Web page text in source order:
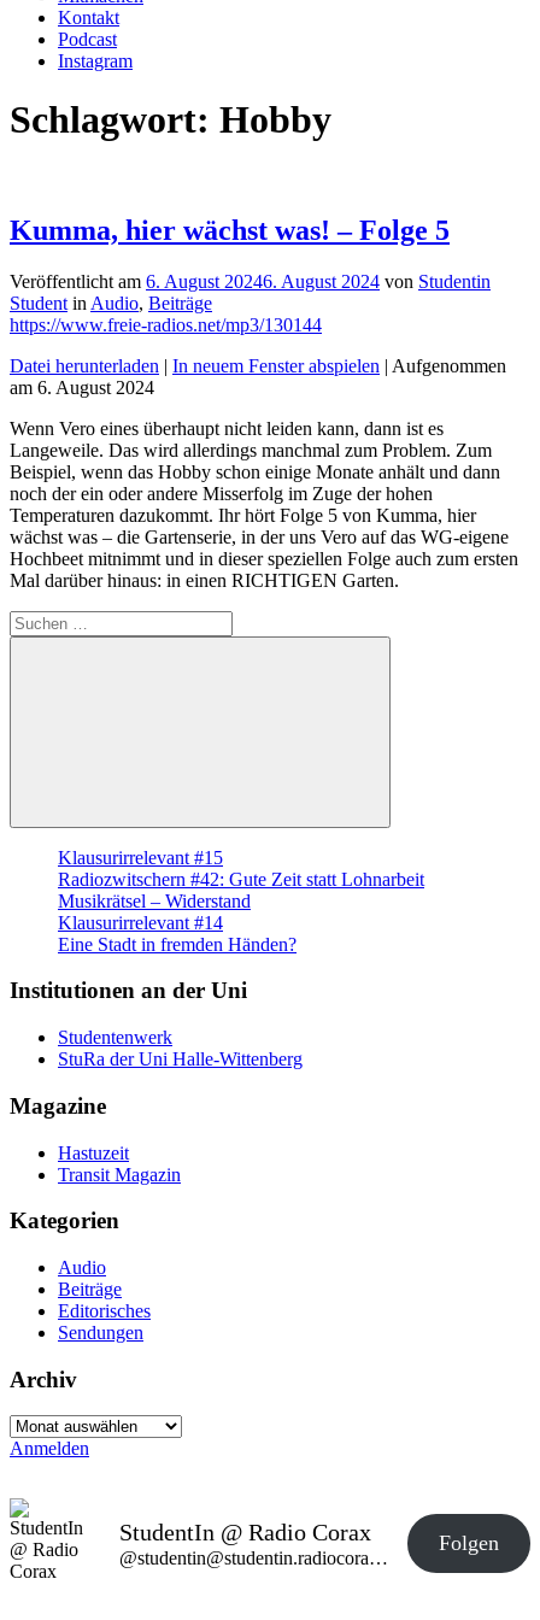
Kontakt
Podcast
Instagram
Schlagwort: Hobby
Kumma, hier wächst was! – Folge 5
Veröffentlicht am 6. August 20246. August 2024 von Studentin
Student in Audio, Beiträge
https://www.freie-radios.net/mp3/130144
Datei herunterladen | In neuem Fenster abspielen | Aufgenommen
am 6. August 2024
Wenn Vero eines überhaupt nicht leiden kann, dann ist es
Langeweile. Das wird allerdings manchmal zum Problem. Zum
Beispiel, wenn das Hobby schon einige Monate anhält und dann
noch der ein oder andere Misserfolg im Zuge der hohen
Temperaturen dazukommt. Ihr hört Folge 5 von Kumma, hier
wächst was – die Gartenserie, in der uns Vero auf das WG-eigene
Hochbeet mitnimmt und in dieser speziellen Folge auch zum ersten
Mal darüber hinaus: in einen RICHTIGEN Garten.
Suche
nach:
Suchen
Klausurirrelevant #15
Radiozwitschern #42: Gute Zeit statt Lohnarbeit
Musikrätsel – Widerstand
Klausurirrelevant #14
Eine Stadt in fremden Händen?
Institutionen an der Uni
Studentenwerk
StuRa der Uni Halle-Wittenberg
Magazine
Hastuzeit
Transit Magazin
Kategorien
Audio
Beiträge
Editorisches
Sendungen
Archiv
Archiv
Anmelden
StudentIn @ Radio Corax
@studentin@studentin.radiocorax.de
Folgen